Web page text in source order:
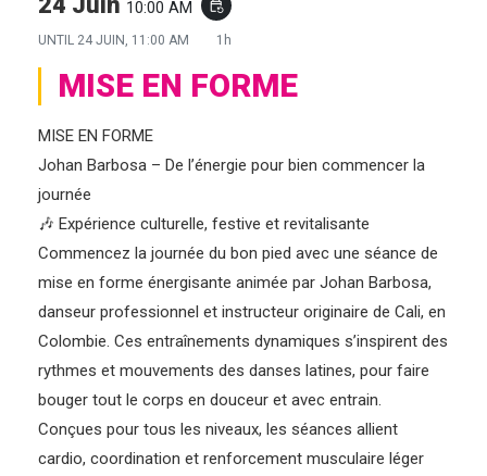
10:00 AM event_repeat
UNTIL 24 JUIN, 11:00 AM 1h
MISE EN FORME
MISE EN FORME
Johan Barbosa – De l’énergie pour bien commencer la
journée
🎶 Expérience culturelle, festive et revitalisante
Commencez la journée du bon pied avec une séance de
mise en forme énergisante animée par Johan Barbosa,
danseur professionnel et instructeur originaire de Cali, en
Colombie. Ces entraînements dynamiques s’inspirent des
rythmes et mouvements des danses latines, pour faire
bouger tout le corps en douceur et avec entrain.
Conçues pour tous les niveaux, les séances allient
cardio, coordination et renforcement musculaire léger